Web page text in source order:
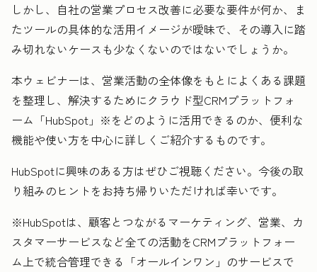
しかし、自社の営業プロセス改善に必要な要件が何か、ま
たツールの具体的な活用イメージが曖昧で、その導入に踏
み切れないケースも少なくないのではないでしょうか。
本ウェビナーは、営業活動の全体像をもとによくある課題
を整理し、解決するためにクラウド型CRMプラットフォ
ーム「HubSpot」※をどのように活用できるのか、便利な
機能や使い方を中心に詳しくご紹介するものです。
HubSpotに興味のある方はぜひご視聴ください。今後の取
り組みのヒントをお持ち帰りいただければ幸いです。
※HubSpotは、顧客とつながるマーケティング、営業、カ
スタマーサービスなど全ての活動をCRMプラットフォー
ム上で統合管理できる「オールインワン」のサービスで